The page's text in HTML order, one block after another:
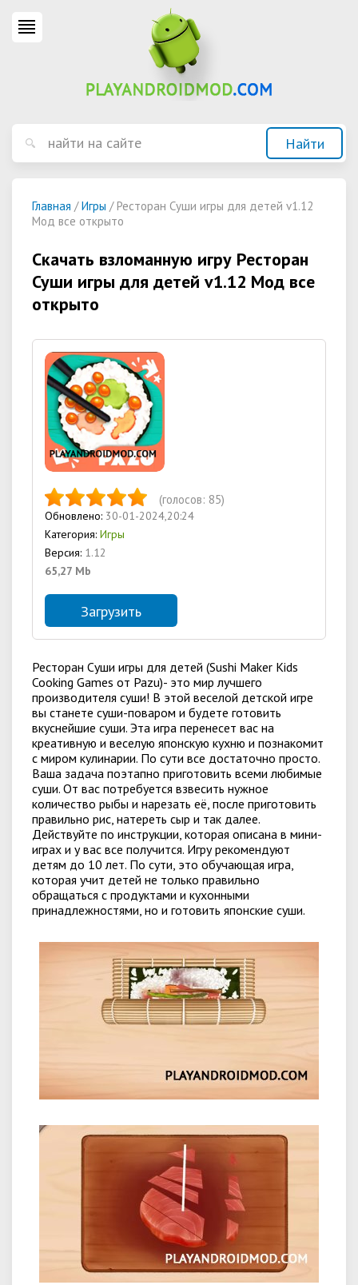
Главная /Игры / Ресторан Суши игры для детей v1.12
Мод все открыто
Скачать взломанную игру Ресторан
Суши игры для детей v1.12 Мод все
открыто
(голосов: 85)
Обновлено: 30-01-2024,20:24
Категория: Игры
Версия: 1.12
65,27 Mb
Загрузить
Ресторан Суши игры для детей (Sushi Maker Kids
Cooking Games от Pazu)- это мир лучшего
производителя суши! В этой веселой детской игре
вы станете суши-поваром и будете готовить
вкуснейшие суши. Эта игра перенесет вас на
креативную и веселую японскую кухню и познакомит
с миром кулинарии. По сути все достаточно просто.
Ваша задача поэтапно приготовить всеми любимые
суши. От вас потребуется взвесить нужное
количество рыбы и нарезать её, после приготовить
правильно рис, натереть сыр и так далее.
Действуйте по инструкции, которая описана в мини-
играх и у вас все получится. Игру рекомендуют
детям до 10 лет. По сути, это обучающая игра,
которая учит детей не только правильно
обращаться с продуктами и кухонными
принадлежностями, но и готовить японские суши.